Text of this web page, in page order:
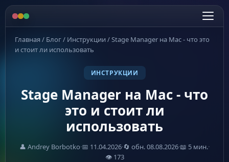
Главная/ Блог/ Инструкции/Stage Manager на Mac - что это
и стоит ли использовать
ИНСТРУКЦИИ
Stage Manager на Mac - что
это и стоит ли
использовать
👤 Andrey Borbotko·📅 11.04.2026·🔄 обн. 08.08.2026·📖 5 мин.·
👁 173